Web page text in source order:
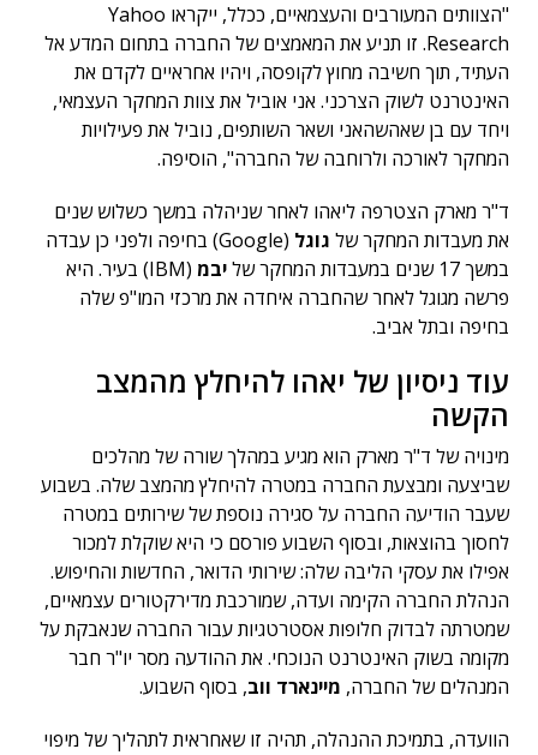
"הצוותים המעורבים והעצמאיים, ככלל, ייקראו Yahoo
Research. זו תניע את המאמצים של החברה בתחום המדע אל
העתיד, תוך חשיבה מחוץ לקופסה, ויהיו אחראיים לקדם את
האינטרנט לשוק הצרכני. אני אוביל את צוות המחקר העצמאי,
ויחד עם בן שאהשהאני ושאר השותפים, נוביל את פעילויות
המחקר לאורכה ולרוחבה של החברה", הוסיפה.
ד"ר מארק הצטרפה ליאהו לאחר שניהלה במשך כשלוש שנים
את מעבדות המחקר של גוגל
(Google) בחיפה ולפני כן עבדה
במשך 17 שנים במעבדות המחקר של
יבמ
(IBM) בעיר. היא
פרשה מגוגל לאחר שהחברה איחדה את מרכזי המו"פ שלה
בחיפה ובתל אביב.
עוד ניסיון של יאהו להיחלץ מהמצב
הקשה
מינויה של ד"ר מארק הוא מגיע במהלך שורה של מהלכים
שביצעה ומבצעת החברה במטרה להיחלץ מהמצב שלה. בשבוע
שעבר הודיעה החברה על סגירה נוספת של שירותים במטרה
לחסוך בהוצאות, ובסוף השבוע פורסם כי היא שוקלת למכור
אפילו את עסקי הליבה שלה: שירותי הדואר, החדשות והחיפוש.
הנהלת החברה הקימה ועדה, שמורכבת מדירקטורים עצמאיים,
שמטרתה לבדוק חלופות אסטרטגיות עבור החברה שנאבקת על
מקומה בשוק האינטרנט הנוכחי. את ההודעה מסר יו"ר חבר
המנהלים של החברה, מיינארד ווב, בסוף השבוע.
הוועדה, בתמיכת ההנהלה, תהיה זו שאחראית לתהליך של מיפוי